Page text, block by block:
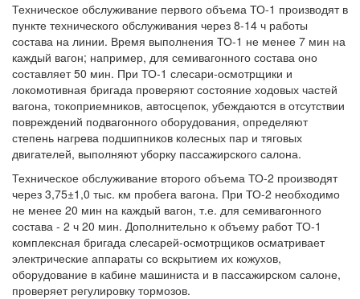
Техническое обслуживание первого объема ТО-1 производят в
пункте технического обслуживания через 8-14 ч работы
состава на линии. Время выполнения ТО-1 не менее 7 мин на
каждый вагон; например, для семивагонного состава оно
составляет 50 мин. При ТО-1 слесари-осмотрщики и
локомотивная бригада проверяют состояние ходовых частей
вагона, токоприемников, автосцепок, убеждаются в отсутствии
повреждений подвагонного оборудования, определяют
степень нагрева подшипников колесных пар и тяговых
двигателей, выполняют уборку пассажирского салона.
Техническое обслуживание второго объема ТО-2 производят
через 3,75±1,0 тыс. км пробега вагона. При ТО-2 необходимо
не менее 20 мин на каждый вагон, т.е. для семивагонного
состава - 2 ч 20 мин. Дополнительно к объему работ ТО-1
комплексная бригада слесарей-осмотрщиков осматривает
электрические аппараты со вскрытием их кожухов,
оборудование в кабине машиниста и в пассажирском салоне,
проверяет регулировку тормозов.